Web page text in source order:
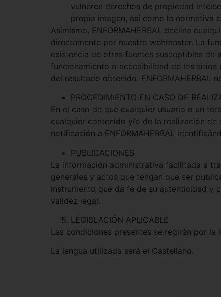
vulneren derechos de propiedad
propia imagen, así como la normativa
Asimismo, ENFORMAHERBAL declina
directamente por nuestro webmaster. La
existencia de otras fuentes susceptibles de
funcionamiento o accesibilidad de los
del resultado obtenido.
PROCEDIMIENTO EN CASO DE
En el caso de que cualquier usuario o un
cualquier contenido y/o de la realización
notificación a ENFORMAHERBAL
PUBLICACIONES
La información administrativa facilitada a
generales y actos que tengan que ser
instrumento que da fe de su autenticidad y
validez legal.
LEGISLACIÓN APLICABLE
Las condiciones presentes se regirán por la
La lengua utilizada será el Castellano.